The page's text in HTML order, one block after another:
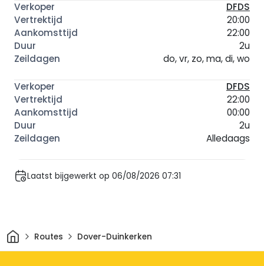
DFDS
20:00
22:00
2u
do, vr, zo, ma, di, wo
DFDS
22:00
00:00
2u
Alledaags
Laatst bijgewerkt op 06/08/2026 07:31
ThuisRoutes Dover-Duinkerken